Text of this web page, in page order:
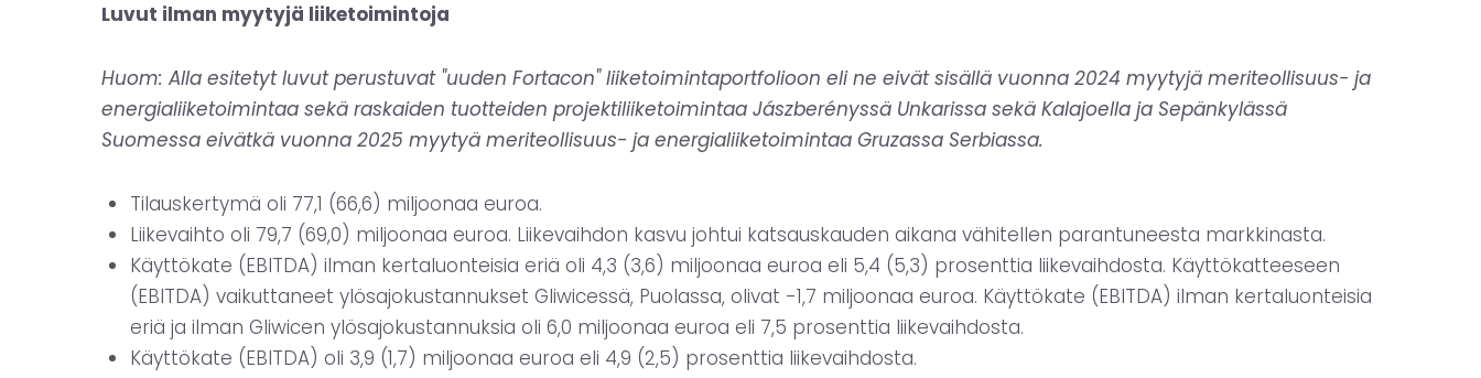
Luvut ilman myytyjä liiketoimintoja
Huom: Alla esitetyt luvut perustuvat "uuden Fortacon" liiketoimintaportfolioon eli ne eivät sisällä vuonna 2024 myytyjä meriteollisuus- ja
energialiiketoimintaa sekä raskaiden tuotteiden projektiliiketoimintaa Jászberényssä Unkarissa sekä Kalajoella ja Sepänkylässä
Suomessa eivätkä vuonna 2025 myytyä meriteollisuus- ja energialiiketoimintaa Gruzassa Serbiassa.
Tilauskertymä oli 77,1 (66,6) miljoonaa euroa.
Liikevaihto oli 79,7 (69,0) miljoonaa euroa. Liikevaihdon kasvu johtui katsauskauden aikana vähitellen parantuneesta markkinasta.
Käyttökate (EBITDA) ilman kertaluonteisia eriä oli 4,3 (3,6) miljoonaa euroa eli 5,4 (5,3) prosenttia liikevaihdosta. Käyttökatteeseen
(EBITDA) vaikuttaneet ylösajokustannukset Gliwicessä, Puolassa, olivat -1,7 miljoonaa euroa. Käyttökate (EBITDA) ilman kertaluonteisia
eriä ja ilman Gliwicen ylösajokustannuksia oli 6,0 miljoonaa euroa eli 7,5 prosenttia liikevaihdosta.
Käyttökate (EBITDA) oli 3,9 (1,7) miljoonaa euroa eli 4,9 (2,5) prosenttia liikevaihdosta.